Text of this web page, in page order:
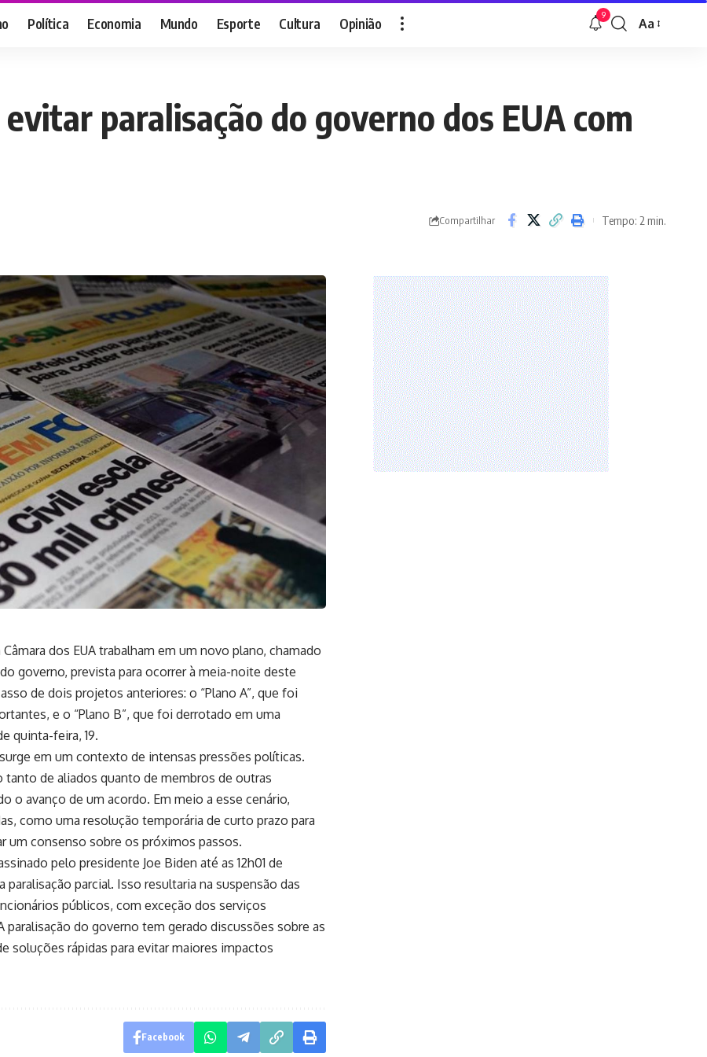
Política Economia Mundo Esporte Cultura Opinião 9
Font
Aa
paralisação do governo dos EUA com
Compartilhar Tempo: 2 min.
dos EUA trabalham em um novo plano, chamado
governo, prevista para ocorrer à meia-noite deste
de dois projetos anteriores: o “Plano A”, que foi
e o “Plano B”, que foi derrotado em uma
quinta-feira, 19.
em um contexto de intensas pressões políticas.
de aliados quanto de membros de outras
o avanço de um acordo. Em meio a esse cenário,
como uma resolução temporária de curto prazo para
um consenso sobre os próximos passos.
pelo presidente Joe Biden até as 12h01 de
parcial. Isso resultaria na suspensão das
públicos, com exceção dos serviços
do governo tem gerado discussões sobre as
soluções rápidas para evitar maiores impactos
Facebook